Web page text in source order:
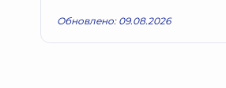
Обновлено: 09.08.2026